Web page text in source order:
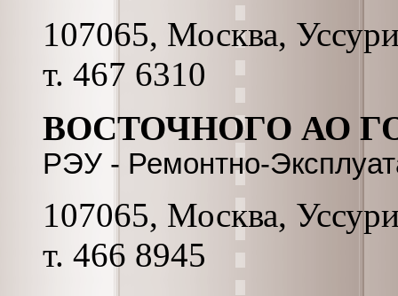
107065, Москва,
т. 467 6310
ВОСТОЧНОГО АО
РЭУ - Ремонтно-
107065, Москва,
т. 466 8945